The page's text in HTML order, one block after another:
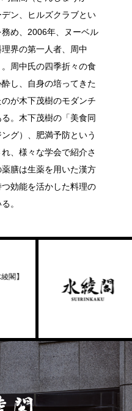
ン、ヒルズクラブとい
め、2006年、ヌーベル
界の第一人者、周中
。周中氏の四季折々の食
し、自身の培ってきた
が木下茂樹のモダンチ
。木下茂樹の「美食同
グ）、肥満予防という
、様々な学会で紹介さ
膳は生薬を用いた漢方
効能を活かした料理の
。
と季節の
むワーク